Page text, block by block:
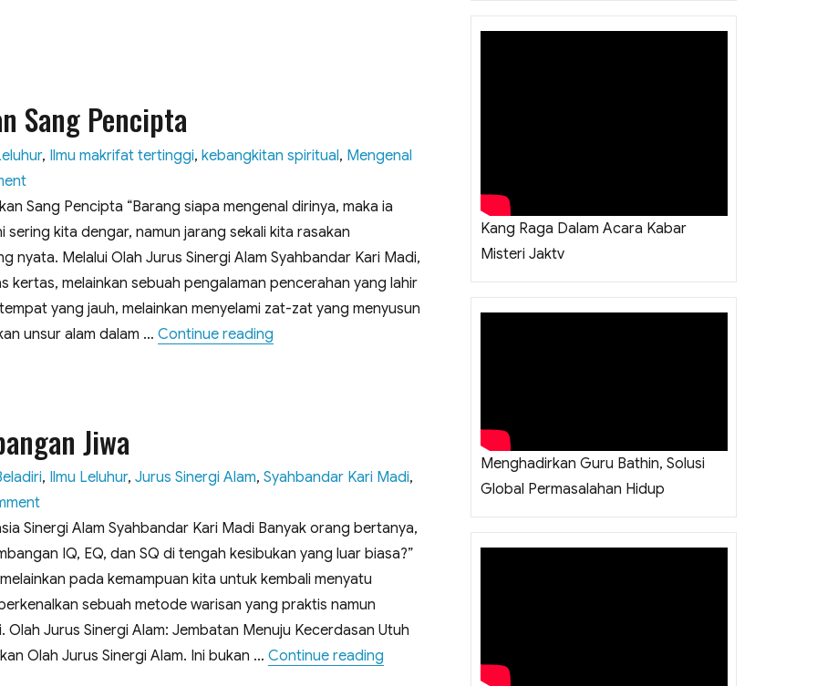
Sang Pencipta
, Ilmu makrifat tertinggi, kebangkitan spiritual, Mengenal
on
Mengenal
Diri
Menemukan
Sang
Pencipta
Sang Pencipta ​“Barang siapa mengenal dirinya, maka ia
sering kita dengar, namun jarang sekali kita rasakan
nyata. Melalui Olah Jurus Sinergi Alam Syahbandar Kari Madi,
kertas, melainkan sebuah pengalaman pencerahan yang lahir
yang jauh, melainkan menyelami zat-zat yang menyusun
unsur alam dalam … Continue reading
Jiwa
, Ilmu Leluhur, Jurus Sinergi Alam, Syahbandar Kari Madi,
on
10
Menit
Menuju
Keseimbangan
Jiwa
Sinergi Alam Syahbandar Kari Madi ​Banyak orang bertanya,
IQ, EQ, dan SQ di tengah kesibukan yang luar biasa?”
pada kemampuan kita untuk kembali menyatu
sebuah metode warisan yang praktis namun
Jurus Sinergi Alam: Jembatan Menuju Kecerdasan Utuh
Olah Jurus Sinergi Alam. Ini bukan … Continue reading
Kang Raga Dalam Acara Kabar
Misteri Jaktv
Menghadirkan Guru Bathin, Solusi
Global Permasalahan Hidup